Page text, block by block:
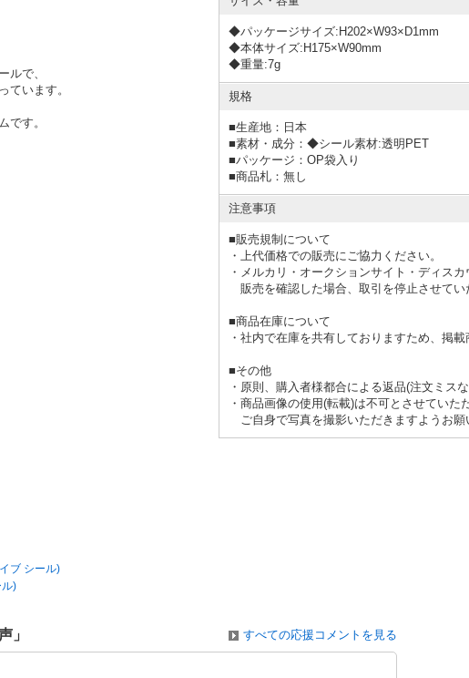
ルで、
ています。
です。
◆パッケージサイズ:H202×W93×D1mm
◆本体サイズ:H175×W90mm
◆重量:7g
規格
■生産地：日本
■素材・成分：◆シール素材:透明PET
■パッケージ：OP袋入り
■商品札：無し
注意事項
■販売規制について
・上代価格での販売にご協力ください。
・メルカリ・オークションサイト・ディス
販売を確認した場合、取引を停止させてい
■商品在庫について
・社内で在庫を共有しておりますため、掲
■その他
・原則、購入者様都合による返品(注文ミス
・商品画像の使用(転載)は不可とさせていた
ご自身で写真を撮影いただきますようお願
ブ シール)
)
」 すべての応援コメントを見る